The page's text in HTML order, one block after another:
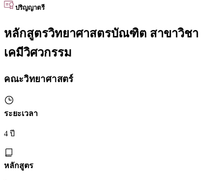
ปริญญาตรี
หลักสูตรวิทยาศาสตรบัณฑิต สาขาวิชา
เคมีวิศวกรรม
คณะวิทยาศาสตร์
ระยะเวลา
4 ปี
หลักสูตร